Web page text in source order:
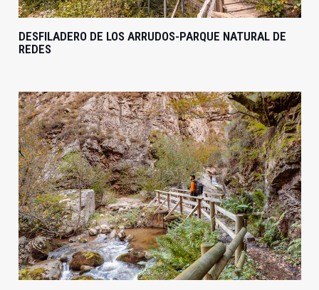
DESFILADERO DE LOS ARRUDOS-PARQUE NATURAL DE
REDES